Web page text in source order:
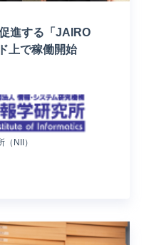
進する「JAIRO
上で稼働開始
NII）